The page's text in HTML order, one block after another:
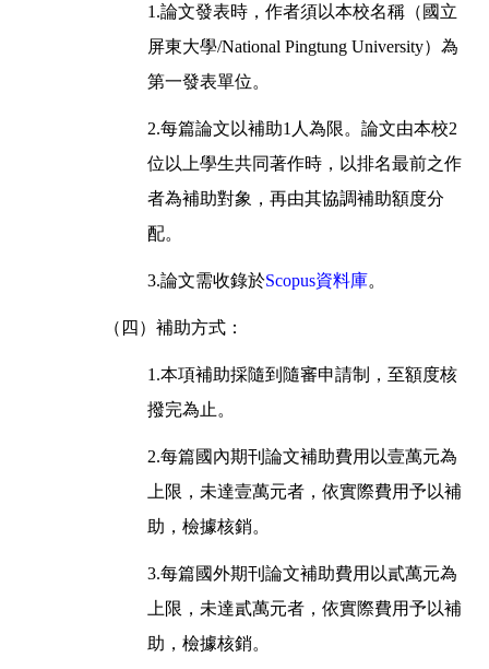
1.論文發表時，作者須以本校名稱（國立
屏東大學/National Pingtung University）為
第一發表單位。
2.每篇論文以補助1人為限。論文由本校2
位以上學生共同著作時，以排名最前之作
者為補助對象，再由其協調補助額度分
配。
3.論文需收錄於Scopus資料庫。
（四）補助方式：
1.本項補助採隨到隨審申請制，至額度核
撥完為止。
2.每篇國內期刊論文補助費用以壹萬元為
上限，未達壹萬元者，依實際費用予以補
助，檢據核銷。
3.每篇國外期刊論文補助費用以貳萬元為
上限，未達貳萬元者，依實際費用予以補
助，檢據核銷。